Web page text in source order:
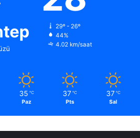
29º - 26º
44%
4.02 km/saat
35 ℃
Paz
37 ℃
Pts
37 ℃
Sal